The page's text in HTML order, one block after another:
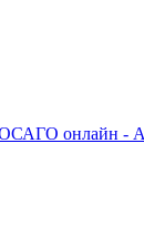
онлайн -